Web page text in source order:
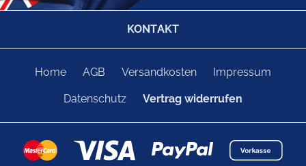
KONTAKT
Home AGB Versandkosten Impressum
Datenschutz Vertrag widerrufen